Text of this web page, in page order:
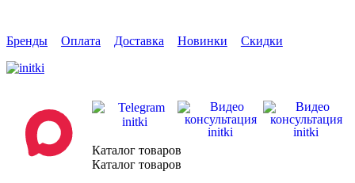
Бренды Оплата Доставка Новинки Скидки
Каталог товаров
Каталог товаров